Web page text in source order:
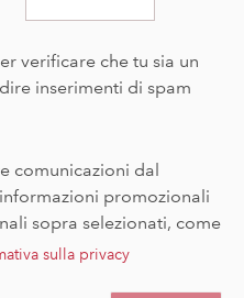
verificare che tu sia un
di spam
comunicazioni dal
promozionali
sopra selezionati, come
sulla privacy